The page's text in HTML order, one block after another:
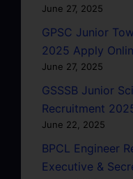
June 27, 2025
GPSC Junior
2025 Apply
June 27, 2025
GSSSB Junior
Recruitment
June 22, 2025
BPCL Engineer
Executive &